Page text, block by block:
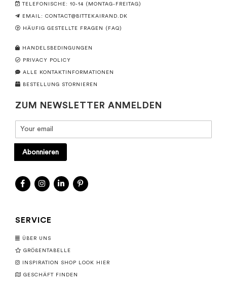
TELEFONISCHE: 10-14 (MONTAG-FREITAG)
EMAIL: CONTACT@BITTEKAIRAND.DK
HÄUFIG GESTELLTE FRAGEN (FAQ)
HANDELSBEDINGUNGEN
PRIVACY POLICY
ALLE KONTAKTINFORMATIONEN
BESTELLUNG STORNIEREN
ZUM NEWSLETTER ANMELDEN
Abonnieren
SERVICE
ÜBER UNS
GRÖßENTABELLE
INSPIRATION SHOP LOOK HIER
GESCHÄFT FINDEN